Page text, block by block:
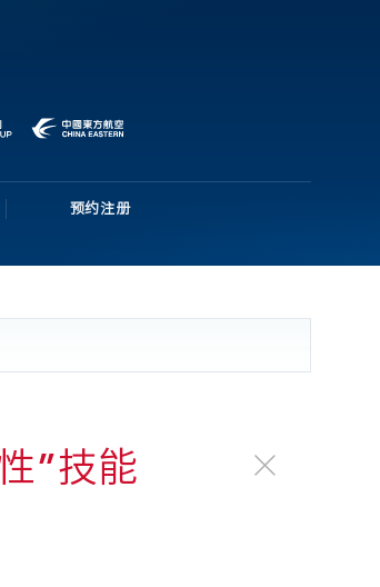
预约注册
”技能